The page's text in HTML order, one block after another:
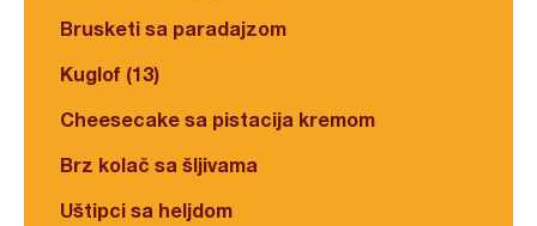
Brusketi sa paradajzom
Kuglof (13)
Cheesecake sa pistacija kremom
Brz kolač sa šljivama
Uštipci sa heljdom